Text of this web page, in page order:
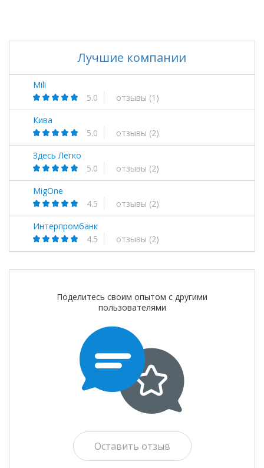
Лучшие компании
Mili
5.0
отзывы (1)
Кива
5.0
отзывы (2)
Здесь Легко
5.0
отзывы (2)
MigOne
4.5
отзывы (2)
Интерпромбанк
4.5
отзывы (2)
Поделитесь своим опытом с другими
пользователями
Оставить отзыв